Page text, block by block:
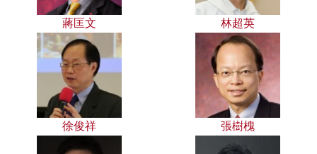
蔣匡文 林超英
徐俊祥 張樹槐